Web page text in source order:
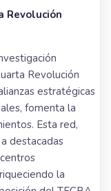
Revolución
Revolución
estratégicas
fomenta la
Esta red,
destacadas
la